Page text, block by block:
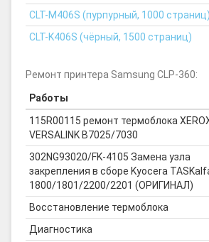
CLT-M406S (пурпурный, 1000 страниц)
CLT-K406S (чёрный, 1500 страниц)
Ремонт принтера Samsung CLP-360:
Работы
115R00115 ремонт термоблока
VERSALINK B7025/7030
302NG93020/FK-4105 Замена узла
закрепления в сборе Kyocera
1800/1801/2200/2201 (ОРИГИНАЛ)
Восстановление термоблока
Диагностика